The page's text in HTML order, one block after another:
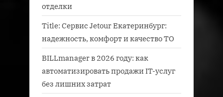
отделки
Title: Сервис Jetour Екатеринбург:
надежность, комфорт и качество ТО
BILLmanager в 2026 году: как
автоматизировать продажи IT-услуг
без лишних затрат